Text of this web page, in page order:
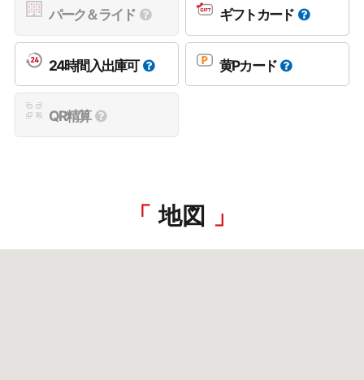
パーク＆ライド ギフトカード
24時間入出庫可 黄Pカード
QR精算
地図